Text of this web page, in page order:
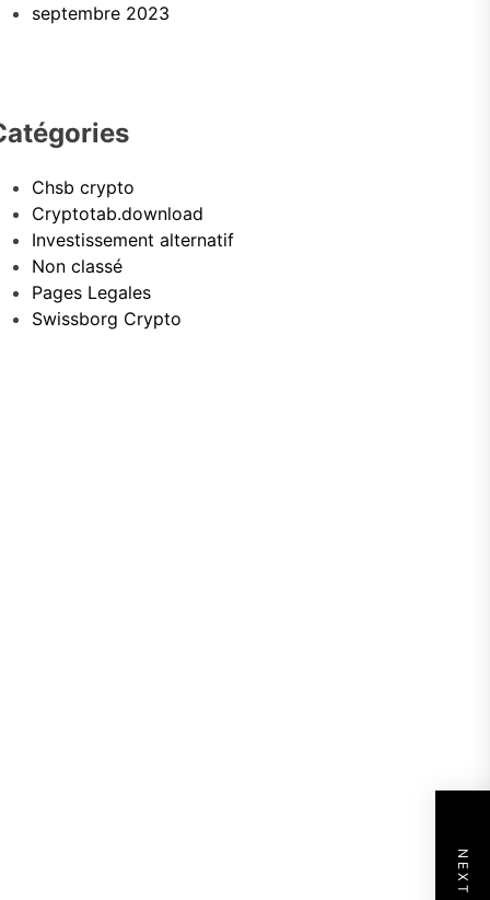
septembre 2023
Chsb crypto
Cryptotab.download
Investissement alternatif
Non classé
Pages Legales
Swissborg Crypto